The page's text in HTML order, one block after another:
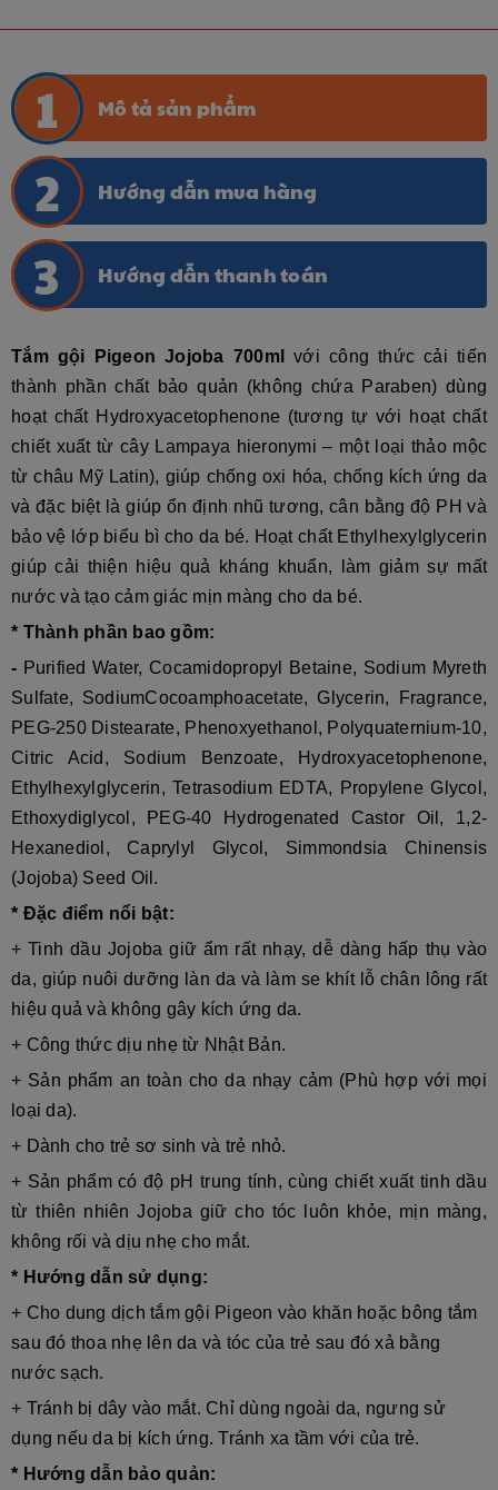
Mô tả sản phẩm
Hướng dẫn mua hàng
Hướng dẫn thanh toán
Tắm gội Pigeon Jojoba 700ml
với công thức cải tiến
thành phần chất bảo quản (không chứa Paraben) dùng
hoạt chất Hydroxyacetophenone (tương tự với hoạt chất
chiết xuất từ cây Lampaya hieronymi – một loại thảo mộc
từ châu Mỹ Latin), giúp chống oxi hóa, chống kích ứng da
và đặc biệt là giúp ổn định nhũ tương, cân bằng độ PH và
bảo vệ lớp biểu bì cho da bé. Hoạt chất Ethylhexylglycerin
giúp cải thiện hiệu quả kháng khuẩn, làm giảm sự mất
nước và tạo cảm giác mịn màng cho da bé.
* Thành phần bao gồm:
- Purified Water, Cocamidopropyl Betaine, Sodium Myreth
Sulfate, SodiumCocoamphoacetate, Glycerin, Fragrance,
PEG-250 Distearate, Phenoxyethanol, Polyquaternium-10,
Citric Acid, Sodium Benzoate, Hydroxyacetophenone,
Ethylhexylglycerin, Tetrasodium EDTA, Propylene Glycol,
Ethoxydiglycol, PEG-40 Hydrogenated Castor Oil, 1,2-
Hexanediol, Caprylyl Glycol, Simmondsia Chinensis
(Jojoba) Seed Oil.
* Đặc điểm nổi bật:
+ Tinh dầu Jojoba giữ ẩm rất nhạy, dễ dàng hấp thụ vào
da, giúp nuôi dưỡng làn da và làm se khít lỗ chân lông rất
hiệu quả và không gây kích ứng da.
+ Công thức dịu nhẹ từ Nhật Bản.
+ Sản phẩm an toàn cho da nhạy cảm (Phù hợp với mọi
loại da).
+ Dành cho trẻ sơ sinh và trẻ nhỏ.
+ Sản phẩm có độ pH trung tính, cùng chiết xuất tinh dầu
từ thiên nhiên Jojoba giữ cho tóc luôn khỏe, mịn màng,
không rối và dịu nhẹ cho mắt.
* Hướng dẫn sử dụng:
+ Cho dung dịch tắm gội Pigeon vào khăn hoặc bông tắm
sau đó thoa nhẹ lên da và tóc của trẻ sau đó xả bằng
nước sạch.
+ Tránh bị dây vào mắt. Chỉ dùng ngoài da, ngưng sử
dụng nếu da bị kích ứng. Tránh xa tầm với của trẻ.
* Hướng dẫn bảo quản: